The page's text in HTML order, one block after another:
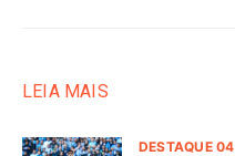
LEIA MAIS
DESTAQUE 04